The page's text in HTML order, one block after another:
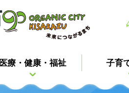
医療・健康・福祉 子育